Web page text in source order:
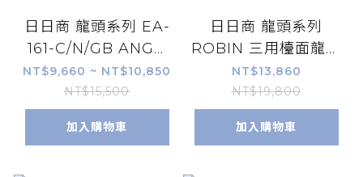
日日商 龍頭系列 EA-
161-C/N/GB ANGO
檯面無鉛龍頭-鍍鉻
NT$9,660 ~ NT$10,850
NT$15,500
加入購物車
日日商 龍頭系列
ROBIN 三用檯面龍頭
EA-333-
GB/GC/BC/RC
NT$13,860
NT$19,800
加入購物車